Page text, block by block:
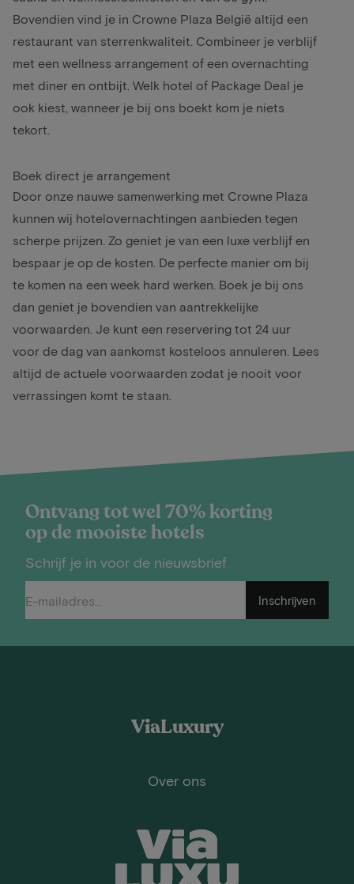
Bovendien vind je in Crowne Plaza België altijd een
restaurant van sterrenkwaliteit. Combineer je verblijf
met een wellness arrangement of een overnachting
met diner en ontbijt . Welk hotel of Package Deal je
ook kiest, wanneer je bij ons boekt kom je niets
tekort.
Boek direct je arrangement
Door onze nauwe samenwerking met Crowne Plaza
kunnen wij hotelovernachtingen aanbieden tegen
scherpe prijzen. Zo geniet je van een luxe verblijf en
bespaar je op de kosten. De perfecte manier om bij
te komen na een week hard werken. Boek je bij ons
dan geniet je bovendien van aantrekkelijke
voorwaarden. Je kunt een reservering tot 24 uur
voor de dag van aankomst kosteloos annuleren. Lees
altijd de actuele voorwaarden zodat je nooit voor
verrassingen komt te staan.
Ontvang tot wel 70% korting
op de mooiste hotels
Schrijf je in voor de nieuwsbrief
Inschrijven
ViaLuxury
Over ons